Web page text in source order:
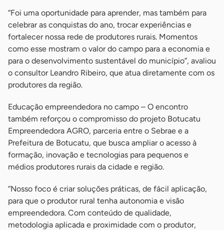
“Foi uma oportunidade para aprender, mas também para
celebrar as conquistas do ano, trocar experiências e
fortalecer nossa rede de produtores rurais. Momentos
como esse mostram o valor do campo para a economia e
para o desenvolvimento sustentável do município”, avaliou
o consultor Leandro Ribeiro, que atua diretamente com os
produtores da região.
Educação empreendedora no campo – O encontro
também reforçou o compromisso do projeto Botucatu
Empreendedora AGRO, parceria entre o Sebrae e a
Prefeitura de Botucatu, que busca ampliar o acesso à
formação, inovação e tecnologias para pequenos e
médios produtores rurais da cidade e região.
“Nosso foco é criar soluções práticas, de fácil aplicação,
para que o produtor rural tenha autonomia e visão
empreendedora. Com conteúdo de qualidade,
metodologia aplicada e proximidade com o produtor,